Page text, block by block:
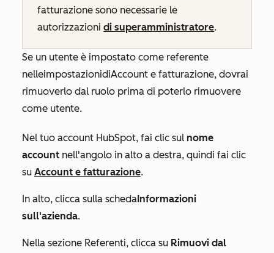
fatturazione sono necessarie le
autorizzazioni di superamministratore.
Se un utente è impostato come referente
nelleimpostazionidiAccount e fatturazione, dovrai
rimuoverlo dal ruolo prima di poterlo rimuovere
come utente.
Nel tuo account HubSpot, fai clic sul nome
account nell'angolo in alto a destra, quindi fai clic
su Account e fatturazione.
In alto, clicca sulla scheda Informazioni
sull'azienda.
Nella sezione Referenti, clicca su Rimuovi dal